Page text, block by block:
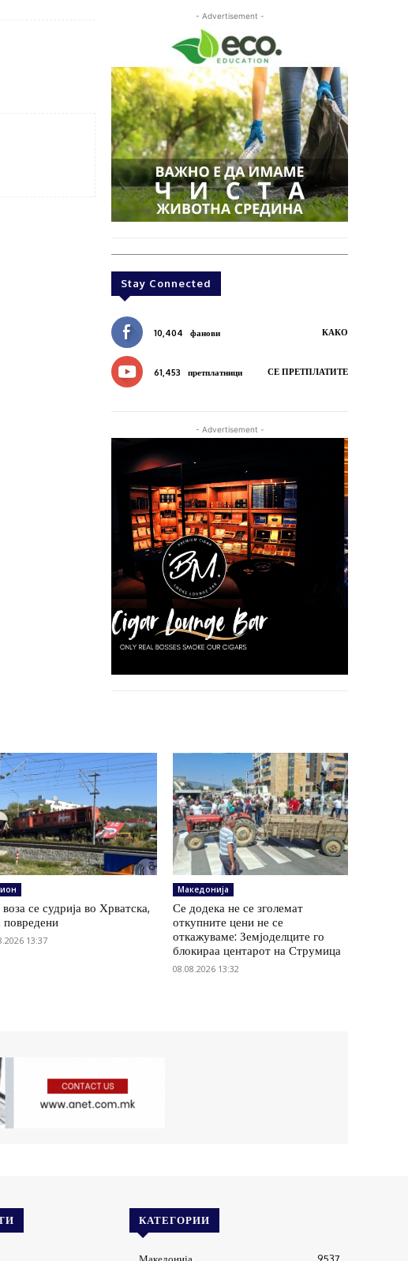
- Advertisement -
Stay Connected
10,404 фанови КАКО
61,453 претплатници СЕ ПРЕТПЛАТИТЕ
- Advertisement -
се судрија во Хрватска,
повредени
13:37
Македонија
Се додека не се зголемат
откупните цени не се
откажуваме: Земјоделците го
блокираа центарот на Струмица
08.08.2026 13:32
КАТЕГОРИИ